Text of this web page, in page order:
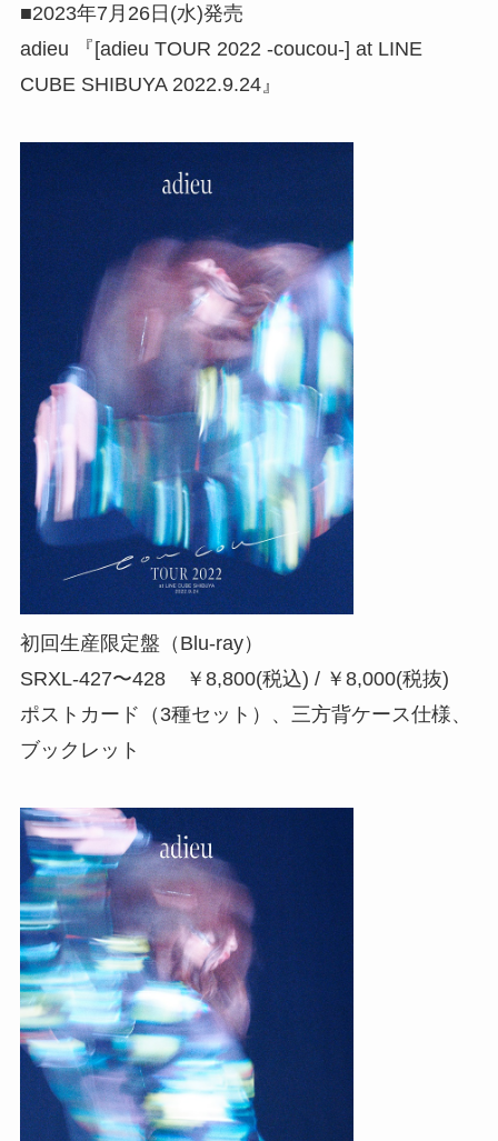
■2023年7月26日(水)発売
adieu 『[adieu TOUR 2022 -coucou-] at LINE
CUBE SHIBUYA 2022.9.24』
初回生産限定盤（Blu-ray）
SRXL-427〜428 ￥8,800(税込) / ￥8,000(税抜)
ポストカード（3種セット）、三方背ケース仕様、
ブックレット